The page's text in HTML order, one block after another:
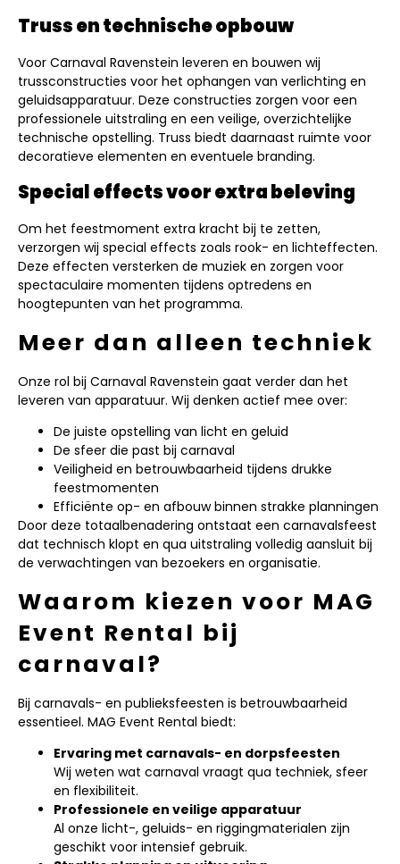
Truss en technische opbouw
Voor Carnaval Ravenstein leveren en bouwen wij
trussconstructies voor het ophangen van verlichting en
geluidsapparatuur. Deze constructies zorgen voor een
professionele uitstraling en een veilige, overzichtelijke
technische opstelling. Truss biedt daarnaast ruimte voor
decoratieve elementen en eventuele branding.
Special effects voor extra beleving
Om het feestmoment extra kracht bij te zetten,
verzorgen wij special effects zoals rook- en lichteffecten.
Deze effecten versterken de muziek en zorgen voor
spectaculaire momenten tijdens optredens en
hoogtepunten van het programma.
Meer dan alleen techniek
Onze rol bij Carnaval Ravenstein gaat verder dan het
leveren van apparatuur. Wij denken actief mee over:
De juiste opstelling van licht en geluid
De sfeer die past bij carnaval
Veiligheid en betrouwbaarheid tijdens drukke
feestmomenten
Efficiënte op- en afbouw binnen strakke planningen
Door deze totaalbenadering ontstaat een carnavalsfeest
dat technisch klopt en qua uitstraling volledig aansluit bij
de verwachtingen van bezoekers en organisatie.
Waarom kiezen voor MAG
Event Rental bij
carnaval?
Bij carnavals- en publieksfeesten is betrouwbaarheid
essentieel. MAG Event Rental biedt:
Ervaring met carnavals- en dorpsfeesten
Wij weten wat carnaval vraagt qua techniek, sfeer
en flexibiliteit.
Professionele en veilige apparatuur
Al onze licht-, geluids- en riggingmaterialen zijn
geschikt voor intensief gebruik.